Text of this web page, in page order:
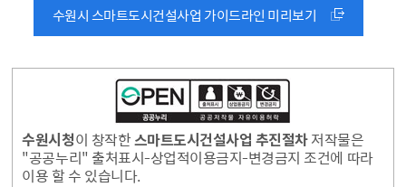
수원시 스마트도시건설사업 가이드라인 미리보기
수원시청이 창작한스마트도시건설사업 추진절차저작물은
"공공누리" 출처표시-상업적이용금지-변경금지 조건에 따라
이용 할 수 있습니다.